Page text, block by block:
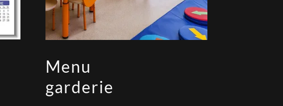
Menu
garderie